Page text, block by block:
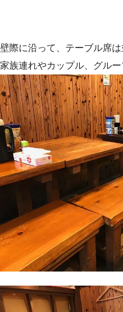
壁際に沿って、テーブル席は
家族連れやカップル、グル